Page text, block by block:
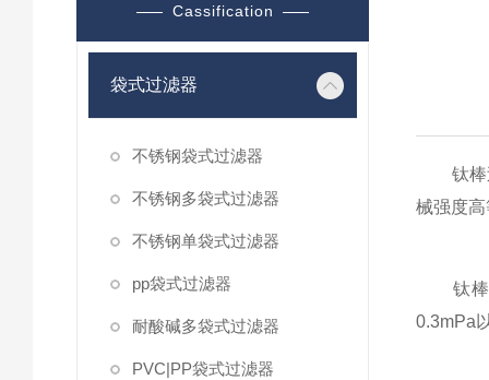
Cassification
袋式过滤器
不锈钢袋式过滤器
不锈钢多袋式过滤器
不锈钢单袋式过滤器
pp袋式过滤器
耐酸碱多袋式过滤器
PVC|PP袋式过滤器
钛棒过
械强度
钛棒滤
0.3mPa